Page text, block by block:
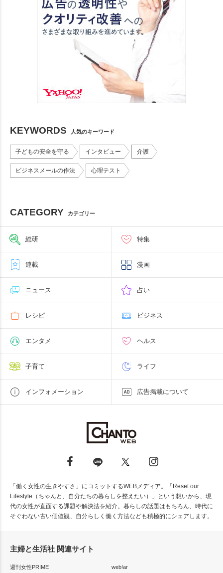
KEYWORDS 人気のキーワード
子どもの安全を守る インタビュー 介護
ビジネスメールの作法 心理テスト
CATEGORY カテゴリー
総研 特集
連載 漫画
ニュース 占い
レシピ ビジネス
エンタメ ヘルス
子育て ライフ
インフォメーション 広告掲載について
「働く女性の生きやすさ」にコミットするWEBメディア。「Reset our
Lifestyle（ちゃんと、自分たちの暮らしを整えたい）」という想いから、現
代の女性が直面する課題や解決法を紹介。暮らしの話題はもちろん、時代に
そぐわない古い価値観、自分らしく働く方法なども積極的にシェアします。
主婦と生活社 関連サイト
週刊女性PRIME web!ar